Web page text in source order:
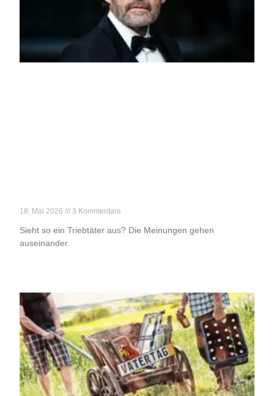
18. Mai 2026 3 Kommentare
Sieht so ein Triebtäter aus? Die Meinungen gehen
auseinander.